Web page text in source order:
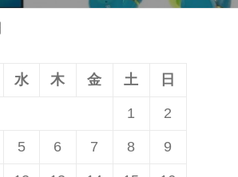
水 木 金 土 日
1 2
5 6 7 8 9